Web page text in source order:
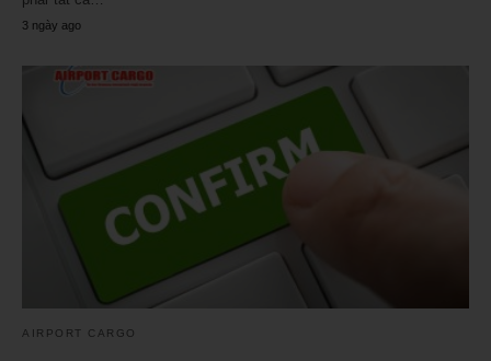
3 ngày ago
AIRPORT CARGO